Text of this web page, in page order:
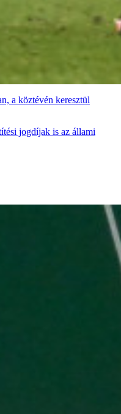
a köztévén keresztül
jogdíjak is az állami